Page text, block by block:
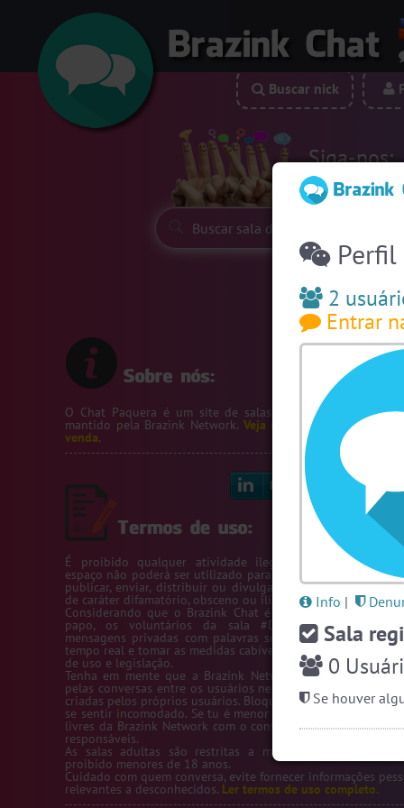
Siga-nos:
Buscar nick
O Chat Paquera é um site de salas de bate-papo de
mantido pela Brazink Network. Veja nossos servidores
venda.
Linkedin
É proibido qualquer atividade ilegal na Rede Brazink.
espaço não poderá ser utilizado para passar número de
publicar, enviar, distribuir ou divulgar conteúdos ou
de caráter difamatório, obsceno ou ilícito.
Considerando que o Brazink Chat é um site de salas de
papo, os voluntários da sala #Denuncias têm acesso
mensagens privadas com palavras suspeitas para
tempo real e tomar as medidas cabíveis de acordo com os
de uso e legislação.
Tenha em mente que a Brazink Network não se
pelas conversas entre os usuários nem pelas salas de bate-
criadas pelos próprios usuários. Bloqueie um usuário
se sentir incomodado. Se tu é menor de idade, só utilize as
livres da Brazink Network com o consentimento de seus
responsáveis.
As salas adultas são restritas a maiores de 18 anos,
proibido menores de 18 anos.
Cuidado com quem conversa, evite fornecer informações
relevantes a desconhecidos. Ler termos de uso completo.
Perfil
2
Entrar
Info |
Sala
0
Se houver